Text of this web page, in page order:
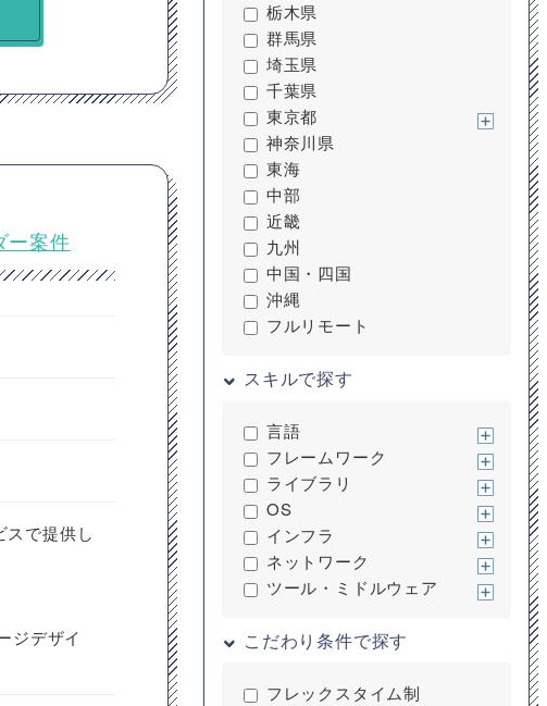
ー案件
スで提供し
ジデザイ
栃木県
群馬県
埼玉県
千葉県
東京都
神奈川県
東海
中部
近畿
九州
中国・四国
沖縄
フルリモート
スキルで探す
言語
フレームワーク
ライブラリ
OS
インフラ
ネットワーク
ツール・ミドルウェア
こだわり条件で探す
フレックスタイム制